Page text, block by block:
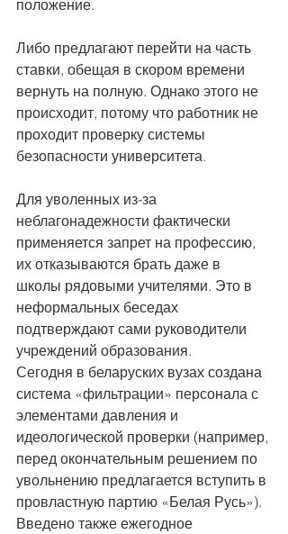
положение.
Либо предлагают перейти на часть
ставки, обещая в скором времени
вернуть на полную. Однако этого не
происходит, потому что работник не
проходит проверку системы
безопасности университета.
Для уволенных из-за
неблагонадежности фактически
применяется запрет на профессию,
их отказываются брать даже в
школы рядовыми учителями. Это в
неформальных беседах
подтверждают сами руководители
учреждений образования.
Сегодня в беларуских вузах создана
система «фильтрации» персонала с
элементами давления и
идеологической проверки (например,
перед окончательным решением по
увольнению предлагается вступить в
провластную партию «Белая Русь»).
Введено также ежегодное